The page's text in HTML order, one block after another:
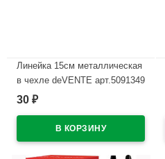
Линейка 15см металлическая
в чехле deVENTE арт.5091349
В наличии
30 ₽